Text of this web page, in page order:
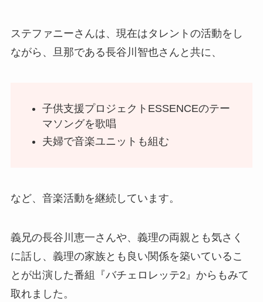
ステファニーさんは、現在はタレントの活動をし
ながら、旦那である長谷川智也さんと共に、
子供支援プロジェクトESSENCEのテー
マソングを歌唱
夫婦で音楽ユニットも組む
など、音楽活動を継続しています。
義兄の長谷川恵一さんや、義理の両親とも気さく
に話し、義理の家族とも良い関係を築いているこ
とが出演した番組『バチェロレッテ2』からもみて
取れました。